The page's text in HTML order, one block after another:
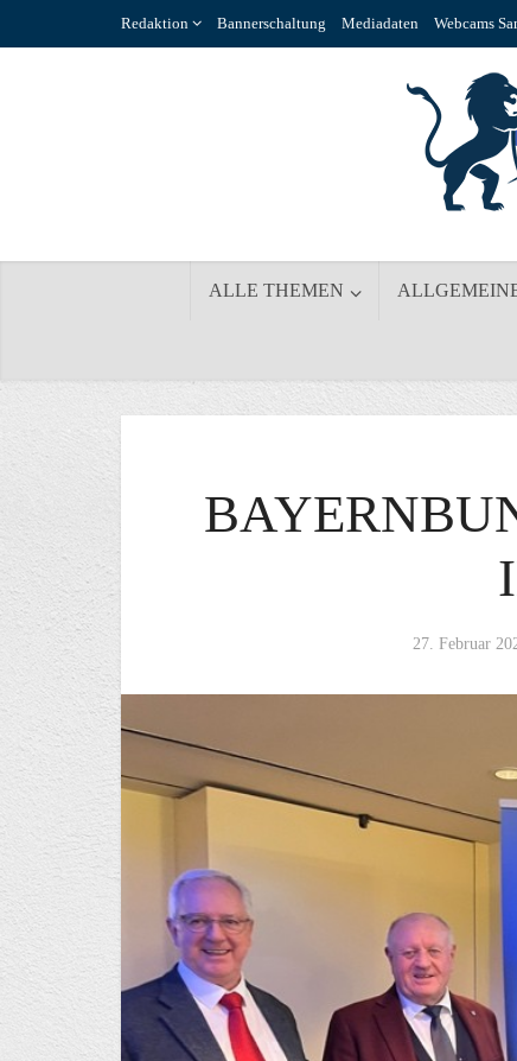
Redaktion Bannerschaltung Mediadaten Webcams
ALLE THEMEN
27. Februar